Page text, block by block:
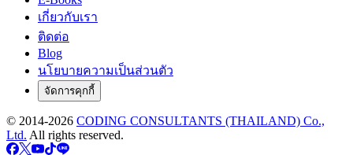
เกี่ยวกับเรา
ติดต่อ
Blog
นโยบายความเป็นส่วนตัว
จัดการคุกกี้
© 2014-2026 CODING CONSULTANTS (THAILAND) Co.,
Ltd. All rights reserved.